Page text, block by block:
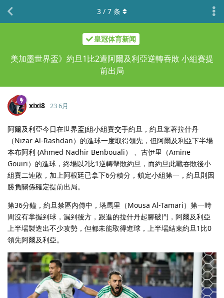
皇冠体育新闻
美加墨世界盃》約旦1比2遭阿爾及利亞逆轉吞敗 小組賽提
前出局
3 / 7 条
xixi8 23 6月
阿爾及利亞今日在世界盃J組小組賽交手約旦，約旦靠著拉什丹
（Nizar Al-Rashdan）的進球一度取得領先，但阿爾及利亞下半場
本布阿利 (Ahmed Nadhir Benbouali） 、古伊里（Amine
Gouiri）的進球，終場以2比1逆轉擊敗約旦，而約旦此戰吞敗後小
組賽二連敗，加上阿根廷已拿下6分積分，鎖定小組第一，約旦則因
勝負關係確定提前出局。
第36分鐘，約旦禁區內傳中，塔馬里（Mousa Al-Tamari）第一時
間沒有掌握到球，漏到後方，跟進的拉什丹起腳破門，阿爾及利亞
上半場製造出不少攻勢，但都未能取得進球，上半場結束約旦1比0
領先阿爾及利亞。